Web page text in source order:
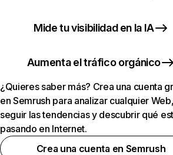
Mide tu visibilidad en la IA
Aumenta el tráfico orgánico
¿Quieres saber más? Crea una cuenta
en Semrush para analizar cualquier
seguir las tendencias y descubrir qué
pasando en Internet.
Crea una cuenta en Semrush